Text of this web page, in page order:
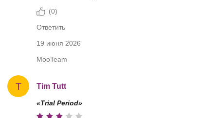
(0)
Ответить
19 июня 2026
MooTeam
T Tim Tutt
«Trial Period»